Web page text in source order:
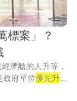
標案」？
濟艙的人升等，
政府單位優先升